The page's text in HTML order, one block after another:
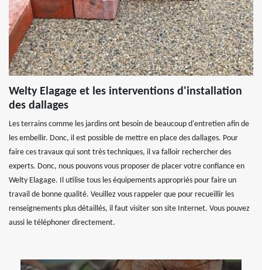
Welty Elagage et les interventions d'installation
des dallages
Les terrains comme les jardins ont besoin de beaucoup d'entretien afin de
les embellir. Donc, il est possible de mettre en place des dallages. Pour
faire ces travaux qui sont très techniques, il va falloir rechercher des
experts. Donc, nous pouvons vous proposer de placer votre confiance en
Welty Elagage. Il utilise tous les équipements appropriés pour faire un
travail de bonne qualité. Veuillez vous rappeler que pour recueillir les
renseignements plus détaillés, il faut visiter son site Internet. Vous pouvez
aussi le téléphoner directement.